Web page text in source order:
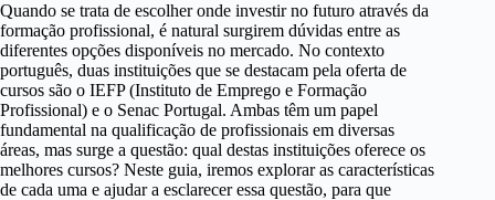
Quando se trata de escolher onde investir no futuro através da
formação profissional, é natural surgirem dúvidas entre as
diferentes opções disponíveis no mercado. No contexto
português, duas instituições que se destacam pela oferta de
cursos são o IEFP (Instituto de Emprego e Formação
Profissional) e o Senac Portugal. Ambas têm um papel
fundamental na qualificação de profissionais em diversas
áreas, mas surge a questão: qual destas instituições oferece os
melhores cursos? Neste guia, iremos explorar as características
de cada uma e ajudar a esclarecer essa questão, para que